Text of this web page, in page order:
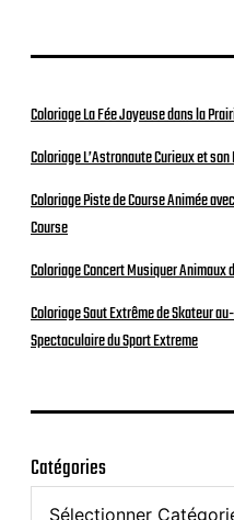
Coloriage La Fée Joyeuse dans la
Coloriage L’Astronaute Curieux et
Coloriage Piste de Course Animée
Course
Coloriage Concert Musiquer Animaux
Coloriage Saut Extrême de Skateur
Spectaculaire du Sport Extreme
Catégories